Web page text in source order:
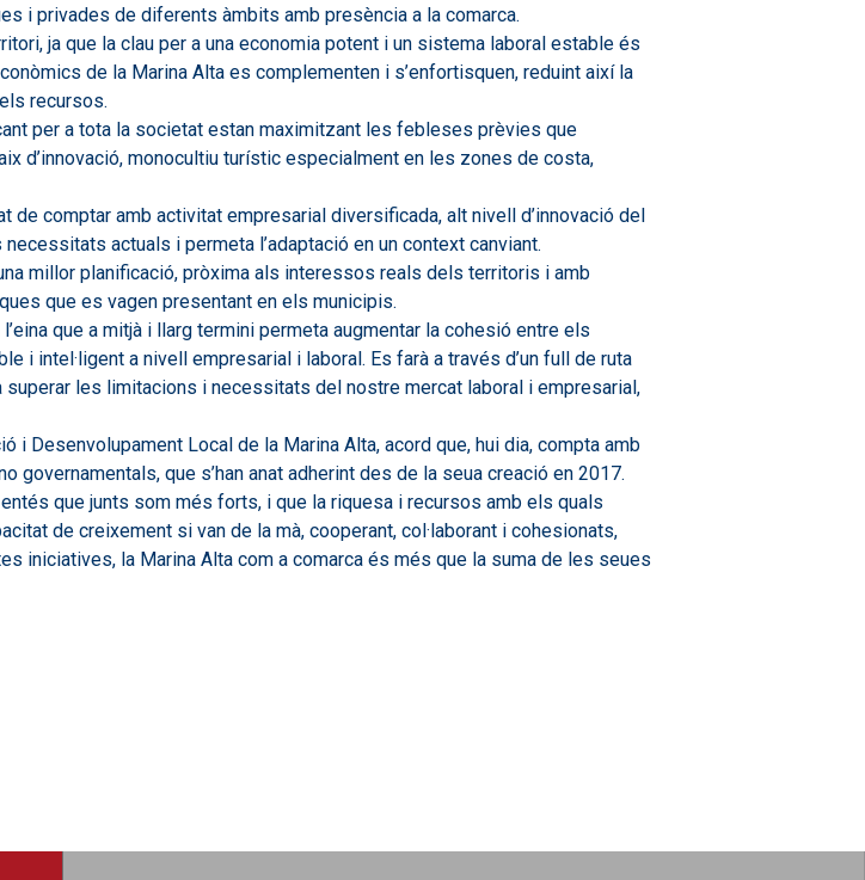
i privades de diferents àmbits amb presència a la comarca.
ja que la clau per a una economia potent i un sistema laboral estable és
de la Marina Alta es complementen i s’enfortisquen, reduint així la
recursos.
per a tota la societat estan maximitzant les febleses prèvies que
d’innovació, monocultiu turístic especialment en les zones de costa,
de comptar amb activitat empresarial diversificada, alt nivell d’innovació del
actuals i permeta l’adaptació en un context canviant.
millor planificació, pròxima als interessos reals dels territoris i amb
que es vagen presentant en els municipis.
que a mitjà i llarg termini permeta augmentar la cohesió entre els
i intel·ligent a nivell empresarial i laboral. Es farà a través d’un full de ruta
les limitacions i necessitats del nostre mercat laboral i empresarial,
i Desenvolupament Local de la Marina Alta, acord que, hui dia, compta amb
que s’han anat adherint des de la seua creació en 2017.
que junts som més forts, i que la riquesa i recursos amb els quals
de creixement si van de la mà, cooperant, col·laborant i cohesionats,
iniciatives, la Marina Alta com a comarca és més que la suma de les seues